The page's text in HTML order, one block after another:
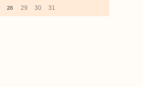
28 29 30 31